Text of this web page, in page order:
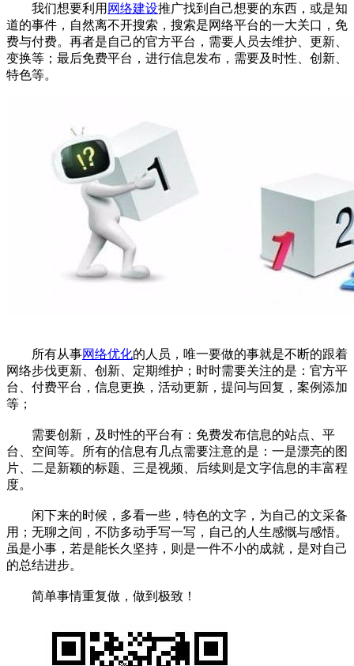
我们想要利用 网络建设推广找到自己想要的东西，或是知
道的事件，自然离不开搜索，搜索是网络平台的一大关口，免
费与付费。再者是自己的官方平台，需要人员去维护、更新、
变换等；最后免费平台，进行信息发布，需要及时性、创新、
特色等。
所有从事网络优化的人员，唯一要做的事就是不断的跟着
网络步伐更新、创新、定期维护；时时需要关注的是：官方平
台、付费平台，信息更换，活动更新，提问与回复，案例添加
等；
需要创新，及时性的平台有：免费发布信息的站点、平
台、空间等。所有的信息有几点需要注意的是：一是漂亮的图
片、二是新颖的标题、三是视频、后续则是文字信息的丰富程
度。
闲下来的时候，多看一些，特色的文字，为自己的文采备
用；无聊之间，不防多动手写一写，自己的人生感慨与感悟。
虽是小事，若是能长久坚持，则是一件不小的成就，是对自己
的总结进步。
简单事情重复做，做到极致！